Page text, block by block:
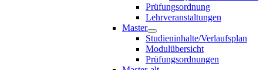
Prüfungsordnung
Lehrveranstaltungen
Master
Studieninhalte/Verlaufsplan
Modulübersicht
Prüfungsordnungen